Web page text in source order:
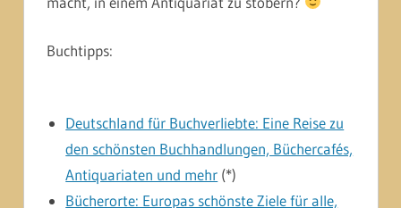
Buchtipps:
Deutschland für Buchverliebte: Eine Reise zu
den schönsten Buchhandlungen, Büchercafés,
Antiquariaten und mehr (*)
Bücherorte: Europas schönste Ziele für alle,